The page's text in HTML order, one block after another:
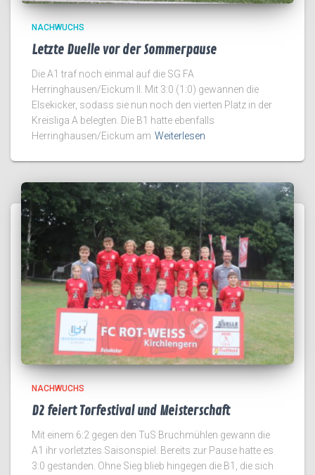
NACHWUCHS
Letzte Duelle vor der Sommerpause
Die A1 traf noch einmal auf die SG FA
Herringhausen/Eickum II. Mit 3:0 (1:0) gewannen die
Elsekicker, sodass sie nun noch den vierten Platz in der
Kreisliga A belegten. Die B1 hatte ebenfalls
Herringhausen/Eickum am Weiterlesen
NACHWUCHS
D2 feiert Torfestival und Meisterschaft
Mit einem 6:2 gegen den TuS Bruchmühlen gewann die
A1 ihr vorletztes Saisonspiel. Bereits zur Pause hatte es
3:0 gestanden. Ohne Sieg blieb hingegen die B1, die sich